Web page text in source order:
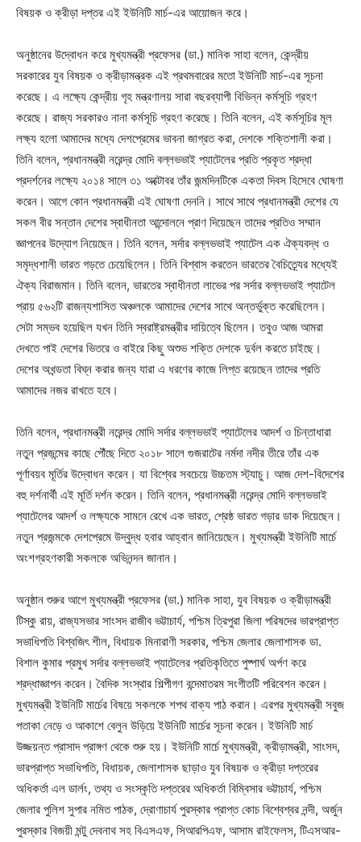
বিষয়ক ও ক্রীড়া দপ্তর এই ইউনিটি মার্চ-এর আয়োজন করে।
অনুষ্ঠানের উদ্বোধন করে মুখ্যমন্ত্রী প্রফেসর (ডা.) মানিক সাহা বলেন, কেন্দ্রীয়
সরকারের যুব বিষয়ক ও ক্রীড়ামন্ত্রক এই প্রথমবারের মতো ইউনিটি মার্চ-এর সূচনা
করেছে। এ লক্ষ্যে কেন্দ্রীয় গৃহ মন্ত্রণালয় সারা বছরব্যাপী বিভিন্ন কর্মসূচি গ্রহণ
করেছে। রাজ্য সরকারও নানা কর্মসূচি গ্রহণ করেছে। তিনি বলেন, এই কর্মসূচির মূল
লক্ষ্য হলো আমাদের মধ্যে দেশপ্রেমের ভাবনা জাগ্রত করা, দেশকে শক্তিশালী করা।
তিনি বলেন, প্রধানমন্ত্রী নরেন্দ্র মোদি বল্লভভাই প্যাটেলের প্রতি প্রকৃত শ্রদ্ধা
প্রদর্শনের লক্ষ্যে ২০১৪ সালে ৩১ অক্টোবর তাঁর জন্মদিনটিকে একতা দিবস হিসেবে ঘোষণা
করেন। আগে কোন প্রধানমন্ত্রী এই ঘোষণা দেননি। সাথে সাথে প্রধানমন্ত্রী দেশের যে
সকল বীর সন্তান দেশের স্বাধীনতা আন্দোলনে প্রাণ দিয়েছেন তাদের প্রতিও সম্মান
জ্ঞাপনের উদ্যোগ নিয়েছেন। তিনি বলেন, সর্দার বল্লভভাই প্যাটেল এক ঐক্যবদ্ধ ও
সমৃদ্ধশালী ভারত গড়তে চেয়েছিলেন। তিনি বিশ্বাস করতেন ভারতের বৈচিত্র্যের মধ্যেই
ঐক্য বিরাজমান। তিনি বলেন, ভারতের স্বাধীনতা লাভের পর সর্দার বল্লভভাই প্যাটেল
প্রায় ৫৬২টি রাজন্যশাসিত অঞ্চলকে আমাদের দেশের সাথে অন্তর্ভুক্ত করেছিলেন।
সেটা সম্ভব হয়েছিল যখন তিনি স্বরাষ্ট্রমন্ত্রীর দায়িত্বে ছিলেন। তবুও আজ আমরা
দেখতে পাই দেশের ভিতরে ও বাইরে কিছু অশুভ শক্তি দেশকে দুর্বল করতে চাইছে।
দেশের অখন্ডতা বিঘ্ন করার জন্য যারা এ ধরণের কাজে লিপ্ত রয়েছেন তাদের প্রতি
আমাদের নজর রাখতে হবে।
তিনি বলেন, প্রধানমন্ত্রী নরেন্দ্র মোদি সর্দার বল্লভভাই প্যাটেলের আদর্শ ও চিন্তাধারা
নতুন প্রজন্মের কাছে পৌঁছে দিতে ২০১৮ সালে গুজরাটের নর্মদা নদীর তীরে তাঁর এক
পূর্ণাবয়ব মূর্তির উদ্বোধন করেন। যা বিশ্বের সবচেয়ে উচ্চতম স্ট্যাচু। আজ দেশ-বিদেশের
বহু দর্শনার্থী এই মূর্তি দর্শন করেন। তিনি বলেন, প্রধানমন্ত্রী নরেন্দ্র মোদি বল্লভভাই
প্যাটেলের আদর্শ ও লক্ষ্যকে সামনে রেখে এক ভারত, শ্রেষ্ঠ ভারত গড়ার ডাক দিয়েছেন।
নতুন প্রজন্মকে দেশপ্রেমে উদ্বুদ্ধ হবার আহ্বান জানিয়েছেন। মুখ্যমন্ত্রী ইউনিটি মার্চে
অংশগ্রহণকারী সকলকে অভিনন্দন জানান।
অনুষ্ঠান শুরুর আগে মুখ্যমন্ত্রী প্রফেসর (ডা.) মানিক সাহা, যুব বিষয়ক ও ক্রীড়ামন্ত্রী
টিস্কু রায়, রাজ্যসভার সাংসদ রাজীব ভট্টাচার্য, পশ্চিম ত্রিপুরা জিলা পরিষদের ভারপ্রাপ্ত
সভাধিপতি বিশ্বজিৎ শীল, বিধায়ক মিনারাণী সরকার, পশ্চিম জেলার জেলাশাসক ডা.
বিশাল কুমার প্রমুখ সর্দার বল্লভভাই প্যাটেলের প্রতিকৃতিতে পুষ্পার্ঘ অর্পণ করে
শ্রদ্ধাজ্ঞাপন করেন। বৈদিক সংস্থার শিল্পীগণ বন্দেমাতরম সংগীতটি পরিবেশন করেন।
মুখ্যমন্ত্রী ইউনিটি মার্চের বিষয়ে সকলকে শপথ বাক্য পাঠ করান। এরপর মুখ্যমন্ত্রী সবুজ
পতাকা নেড়ে ও আকাশে বেলুন উড়িয়ে ইউনিটি মার্চের সূচনা করেন। ইউনিটি মার্চ
উজ্জয়ন্ত প্রাসাদ প্রাঙ্গণ থেকে শুরু হয়। ইউনিটি মার্চে মুখ্যমন্ত্রী, ক্রীড়ামন্ত্রী, সাংসদ,
ভারপ্রাপ্ত সভাধিপতি, বিধায়ক, জেলাশাসক ছাড়াও যুব বিষয়ক ও ক্রীড়া দপ্তরের
অধিকর্তা এল ডার্লং, তথ্য ও সংস্কৃতি দপ্তরের অধিকর্তা বিম্বিসার ভট্টাচার্য, পশ্চিম
জেলার পুলিশ সুপার নমিত পাঠক, দ্রোণাচার্য পুরস্কার প্রাপ্ত কোচ বিশ্বেশ্বর নন্দী, অর্জুন
পুরস্কার বিজয়ী মন্টু দেবনাথ সহ বিএসএফ, সিআরপিএফ, আসাম রাইফেলস, টিএসআর-